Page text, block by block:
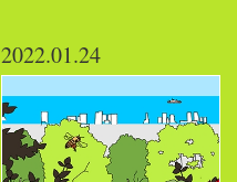
2022.01.24